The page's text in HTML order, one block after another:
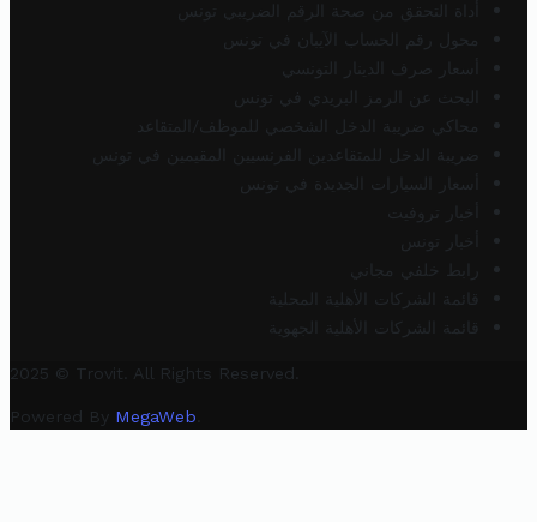
أداة التحقق من صحة الرقم الضريبي تونس
محول رقم الحساب الآيبان في تونس
أسعار صرف الدينار التونسي
البحث عن الرمز البريدي في تونس
محاكي ضريبة الدخل الشخصي للموظف/المتقاعد
ضريبة الدخل للمتقاعدين الفرنسيين المقيمين في تونس
أسعار السيارات الجديدة في تونس
أخبار تروفيت
أخبار تونس
رابط خلفي مجاني
قائمة الشركات الأهلية المحلية
قائمة الشركات الأهلية الجهوية
2025 © Trovit. All Rights Reserved.
Powered By MegaWeb